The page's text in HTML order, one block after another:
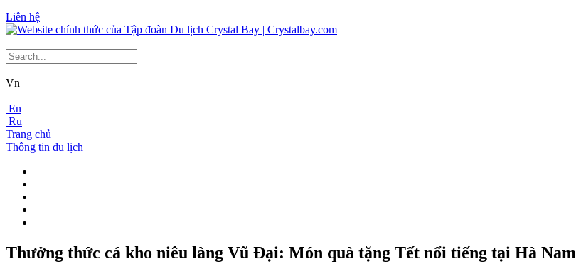
Liên hệ
Vn
En
Ru
Trang chủ
Thông tin du lịch
Thưởng thức cá kho niêu làng Vũ Đại: Món quà tặng Tết nổi tiếng tại Hà Nam